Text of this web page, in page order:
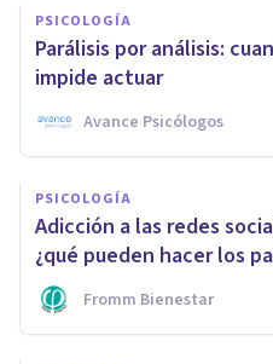
PSICOLOGÍA
Parálisis por análisis:
impide actuar
Avance Psicólogos
PSICOLOGÍA
Adicción a las redes
¿qué pueden hacer los
Fromm Bienestar